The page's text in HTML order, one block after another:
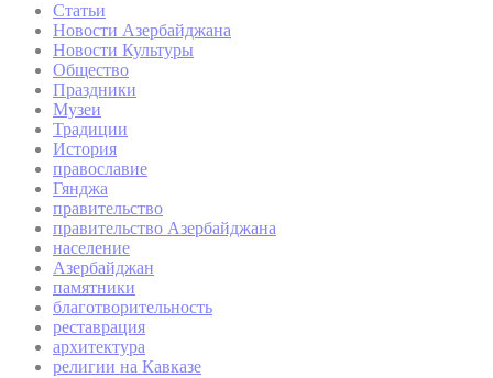
Статьи
Новости Азербайджана
Новости Культуры
Общество
Праздники
Музеи
Традиции
История
православие
Гянджа
правительство
правительство Азербайджана
население
Азербайджан
памятники
благотворительность
реставрация
архитектура
религии на Кавказе